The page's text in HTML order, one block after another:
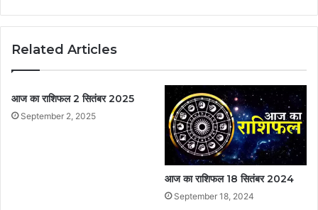
Related Articles
आज का राशिफल 2 सितंबर 2025
September 2, 2025
आज का राशिफल 18 सितंबर 2024
September 18, 2024